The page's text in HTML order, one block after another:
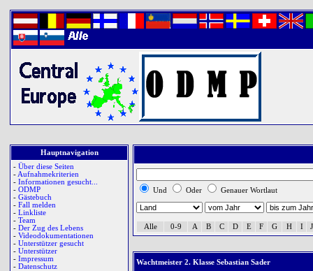
Hauptnavigation
- Über diese Seiten
- Aufnahmekriterien
- Informationen gesucht...
- ODMP
- Gästebuch
- Fall melden
- Linkliste
- Team
- Der Zug des Lebens
- Videodokumentationen
- Unterstützer gesucht
- Unterstützer
- Impressum
- Datenschutz
Und Oder Genauer Wortlaut
Alle 0-9 A B C D E F G H I J
Wachtmeister 2. Klasse Sebastian Sader